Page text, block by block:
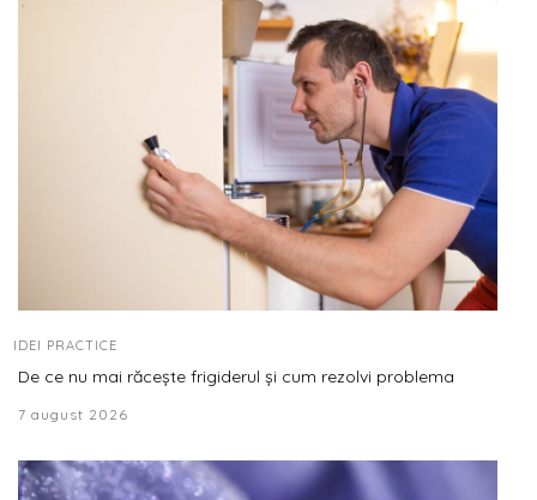
IDEI PRACTICE
De ce nu mai răcește frigiderul și cum rezolvi problema
7 august 2026